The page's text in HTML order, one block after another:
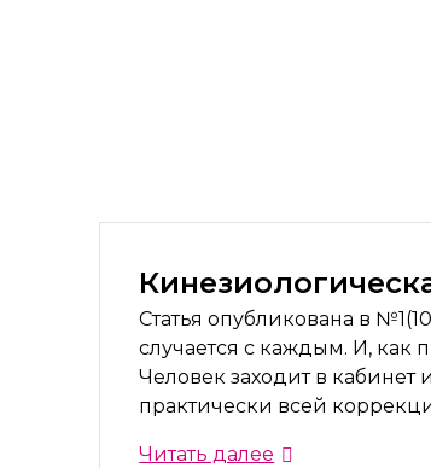
Статья опубликована в
случается с каждым. И, как
Человек заходит в кабинет
практически всей
Читать далее